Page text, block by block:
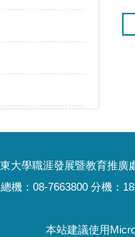
大學職涯發展暨教育推廣
總機：08-7663800 分機：
本站建議使用